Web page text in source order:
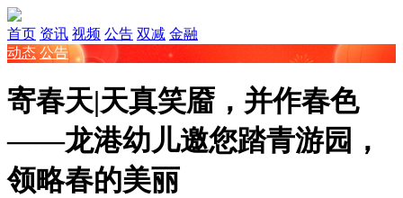
首页 资讯 视频 公告 双减 金融
动态 公告
寄春天|天真笑靥，并作春色
——龙港幼儿邀您踏青游园，
领略春的美丽